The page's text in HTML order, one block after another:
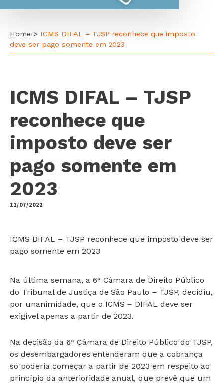
Home > ICMS DIFAL – TJSP reconhece que imposto
deve ser pago somente em 2023
ICMS DIFAL – TJSP
reconhece que
imposto deve ser
pago somente em
2023
11/07/2022
ICMS DIFAL – TJSP reconhece que imposto deve ser
pago somente em 2023
Na última semana, a 6ª Câmara de Direito Público
do Tribunal de Justiça de São Paulo – TJSP, decidiu,
por unanimidade, que o ICMS – DIFAL deve ser
exigível apenas a partir de 2023.
Na decisão da 6ª Câmara de Direito Público do TJSP,
os desembargadores entenderam que a cobrança
só poderia começar a partir de 2023 em respeito ao
princípio da anterioridade anual, que prevê que um